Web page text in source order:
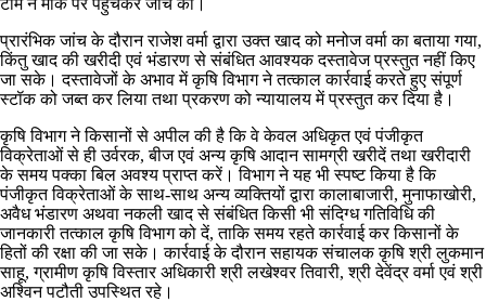
प्रारंभिक जांच के दौरान राजेश वर्मा द्वारा उक्त खाद को मनोज वर्मा का बताया गया,
किंतु खाद की खरीदी एवं भंडारण से संबंधित आवश्यक दस्तावेज प्रस्तुत नहीं किए
जा सके। दस्तावेजों के अभाव में कृषि विभाग ने तत्काल कार्रवाई करते हुए संपूर्ण
स्टॉक को जब्त कर लिया तथा प्रकरण को न्यायालय में प्रस्तुत कर दिया है।
कृषि विभाग ने किसानों से अपील की है कि वे केवल अधिकृत एवं पंजीकृत
विक्रेताओं से ही उर्वरक, बीज एवं अन्य कृषि आदान सामग्री खरीदें तथा खरीदारी
के समय पक्का बिल अवश्य प्राप्त करें। विभाग ने यह भी स्पष्ट किया है कि
पंजीकृत विक्रेताओं के साथ-साथ अन्य व्यक्तियों द्वारा कालाबाजारी, मुनाफाखोरी,
अवैध भंडारण अथवा नकली खाद से संबंधित किसी भी संदिग्ध गतिविधि की
जानकारी तत्काल कृषि विभाग को दें, ताकि समय रहते कार्रवाई कर किसानों के
हितों की रक्षा की जा सके। कार्रवाई के दौरान सहायक संचालक कृषि श्री लुकमान
साहू, ग्रामीण कृषि विस्तार अधिकारी श्री लखेश्वर तिवारी, श्री देवेंद्र वर्मा एवं श्री
अश्विन पटौती उपस्थित रहे।